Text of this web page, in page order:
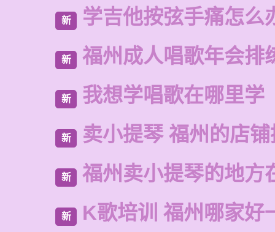
新 学吉他按弦手痛怎么
新 福州成人唱歌年会排
新 我想学唱歌在哪里学
新 卖小提琴 福州的店
新 福州卖小提琴的地方
新 K歌培训 福州哪家好